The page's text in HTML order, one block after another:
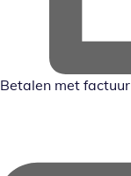
Betalen met factuur